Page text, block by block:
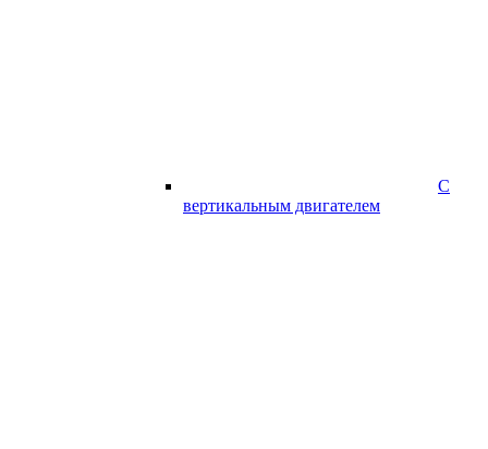
С
вертикальным двигателем